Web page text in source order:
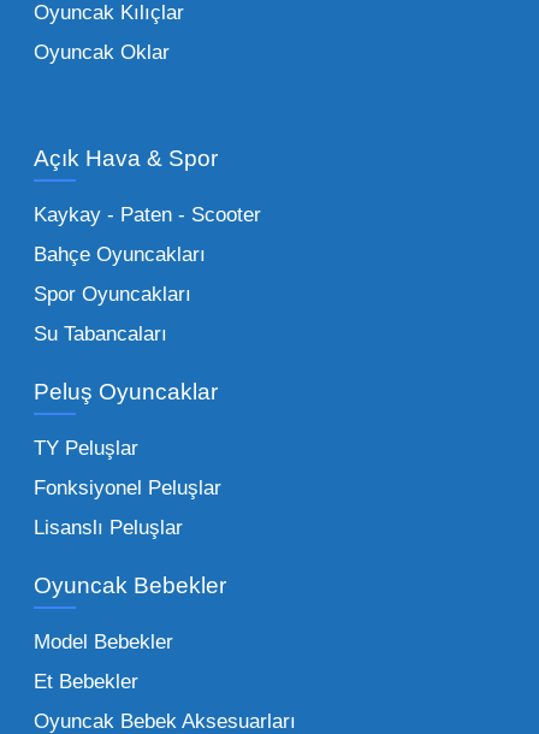
ürün grupları arasında yer almaktadır.
Oyuncak Araçlar:
stok imkanımızla sunulmaktadır.
Küçük Oyuncaklar:
sağlayan toptan küçük oyuncaklar, bakkallar,
Bu kategorideki küçük oyuncaklar toptan
alımlarda çok düşük maliyetlerle yüksek
adetli stok yapmanıza olanak tanır. Özellikle
sürpriz paketler ve figürler, çocukların
harçlıklarıyla kolayca alabildiği ürünlerdir.
Çocuk Oyuncakları Toptan Seçenekleri:
Bebeklik döneminden ergenliğe kadar geniş
toptan tedariği yaparken, piyasadaki en son
figürlerden geleneksel oyun setlerine kadar
her şeyi portföyümüzde bulabilirsiniz.
Oyuncak Kılıçlar
Oyuncak Oklar
Açık Hava & Spor
Kaykay - Paten - Scooter
Bahçe Oyuncakları
Spor Oyuncakları
Su Tabancaları
Peluş Oyuncaklar
TY Peluşlar
Fonksiyonel Peluşlar
Lisanslı Peluşlar
Oyuncak Bebekler
Model Bebekler
Et Bebekler
Oyuncak Bebek Aksesuarları